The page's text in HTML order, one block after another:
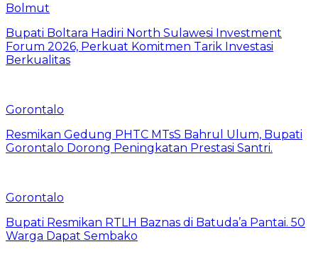
Bolmut
Bupati Boltara Hadiri North Sulawesi Investment
Forum 2026, Perkuat Komitmen Tarik Investasi
Berkualitas
Gorontalo
Resmikan Gedung PHTC MTsS Bahrul Ulum, Bupati
Gorontalo Dorong Peningkatan Prestasi Santri.
Gorontalo
Bupati Resmikan RTLH Baznas di Batuda’a Pantai. 50
Warga Dapat Sembako